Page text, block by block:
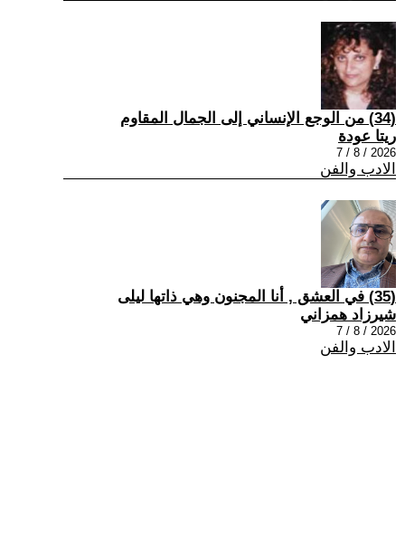
(34) من الوجع الإنساني إلى الجمال المقاوم
ريتا عودة
2026 / 8 / 7
الادب والفن
(35) في العشق , أنا المجنون وهي ذاتها ليلى
شيرزاد همزاني
2026 / 8 / 7
الادب والفن